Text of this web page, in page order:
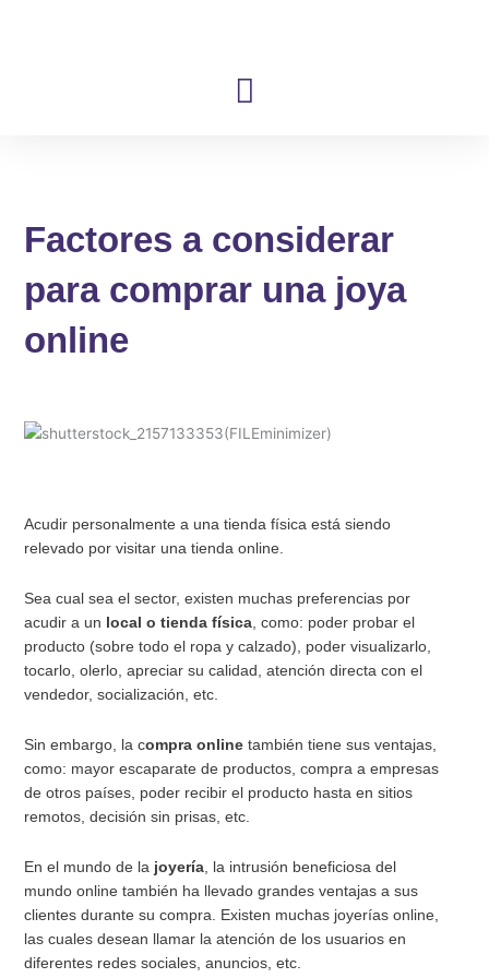
Factores a considerar
para comprar una joya
online
Acudir personalmente a una tienda física está siendo
relevado por visitar una tienda online.
Sea cual sea el sector, existen muchas preferencias por
acudir a un local o tienda física , como: poder probar el
producto (sobre todo el ropa y calzado), poder visualizarlo,
tocarlo, olerlo, apreciar su calidad, atención directa con el
vendedor, socialización, etc.
Sin embargo, la compra online también tiene sus ventajas,
como: mayor escaparate de productos, compra a empresas
de otros países, poder recibir el producto hasta en sitios
remotos, decisión sin prisas, etc.
En el mundo de la joyería , la intrusión beneficiosa del
mundo online también ha llevado grandes ventajas a sus
clientes durante su compra. Existen muchas joyerías online,
las cuales desean llamar la atención de los usuarios en
diferentes redes sociales, anuncios, etc.